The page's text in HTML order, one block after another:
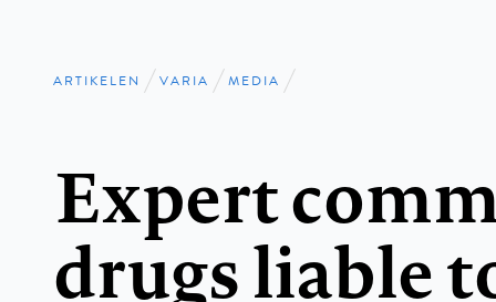
Kruimelpad
ARTIKELEN VARIA MEDIA
Expert
drugs liable